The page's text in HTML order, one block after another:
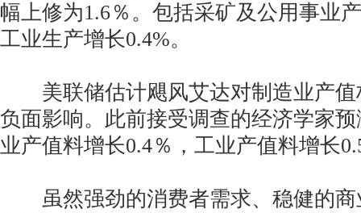
幅上修为1.6％。包括采矿及公用事业
工业生产增长0.4%。
美联储估计飓风艾达对制造业产值
负面影响。此前接受调查的经济学家
业产值料增长0.4％，工业产值料增长
虽然强劲的消费者需求、稳健的商